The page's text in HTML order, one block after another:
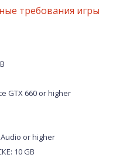
требования игры
GTX 660 or higher
or higher
10 GB